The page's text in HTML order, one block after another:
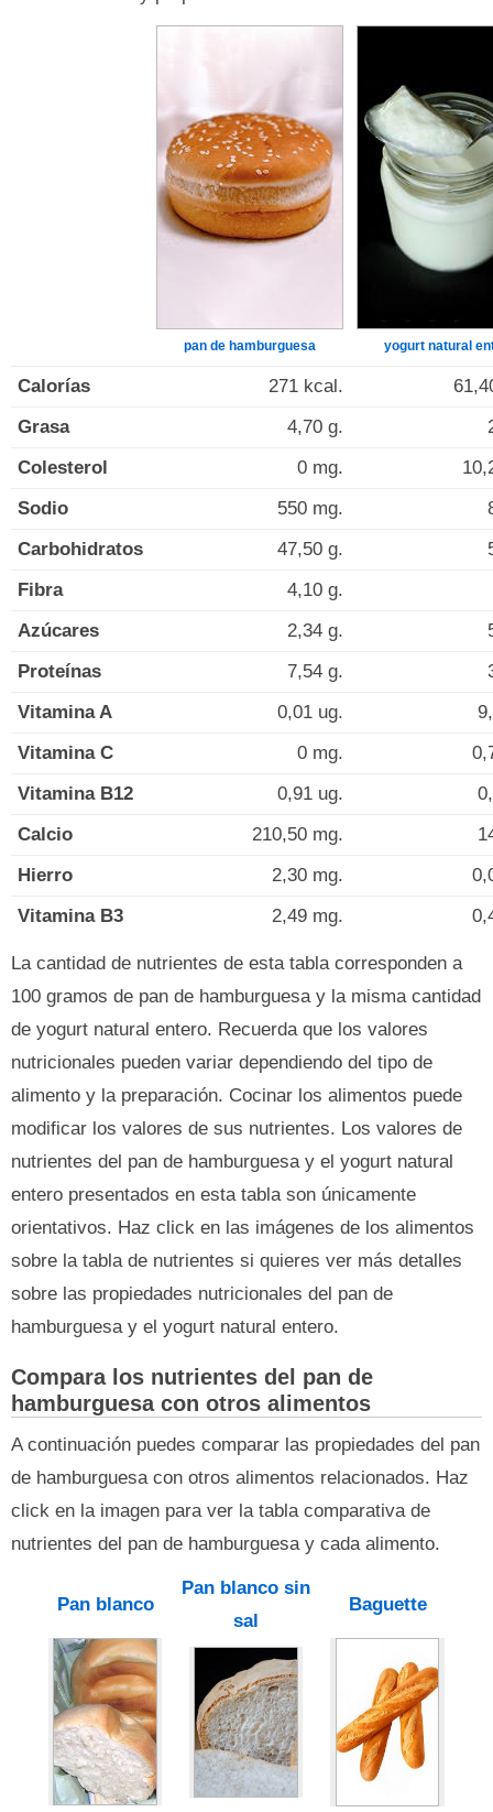
pan de hamburguesa yogurt natural
Calorías 271 kcal.
Grasa
4,70 g.
Colesterol
0 mg.
Sodio
550 mg.
Carbohidratos
47,50 g.
Fibra
4,10 g.
Azúcares
2,34 g.
Proteínas
7,54 g.
Vitamina A
0,01 ug.
Vitamina C
0 mg.
Vitamina B12
0,91 ug.
Calcio
210,50 mg.
Hierro
2,30 mg.
Vitamina B3
2,49 mg.
La cantidad de nutrientes de esta tabla corresponden a
100 gramos de pan de hamburguesa y la misma cantidad
de yogurt natural entero. Recuerda que los valores
nutricionales pueden variar dependiendo del tipo de
alimento y la preparación. Cocinar los alimentos puede
modificar los valores de sus nutrientes. Los valores de
nutrientes del pan de hamburguesa y el yogurt natural
entero presentados en esta tabla son únicamente
orientativos. Haz click en las imágenes de los alimentos
sobre la tabla de nutrientes si quieres ver más detalles
sobre las propiedades nutricionales del pan de
hamburguesa y el yogurt natural entero.
Compara los nutrientes del pan de
hamburguesa con otros alimentos
A continuación puedes comparar las propiedades del pan
de hamburguesa con otros alimentos relacionados. Haz
click en la imagen para ver la tabla comparativa de
nutrientes del pan de hamburguesa y cada alimento.
Pan blanco
Pan blanco sin
sal
Baguette